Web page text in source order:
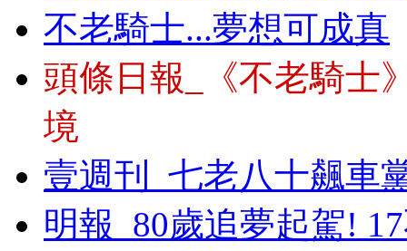
不老騎士...夢想可成真
頭條日報_《不老騎士
境
壹週刊_七老八十飆車
明報_80歲追夢起駕!